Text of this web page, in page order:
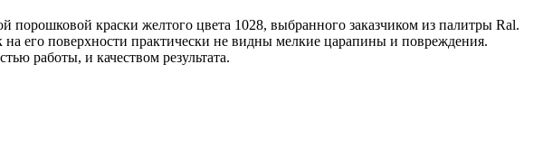
краски желтого цвета 1028, выбранного заказчиком из палитры Ral.
его поверхности практически не видны мелкие царапины и повреждения.
работы, и качеством результата.